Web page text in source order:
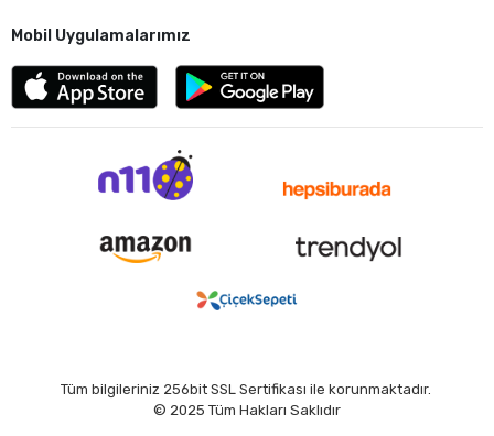
Mobil Uygulamalarımız
Tüm bilgileriniz 256bit SSL Sertifikası ile korunmaktadır.
© 2025 Tüm Hakları Saklıdır